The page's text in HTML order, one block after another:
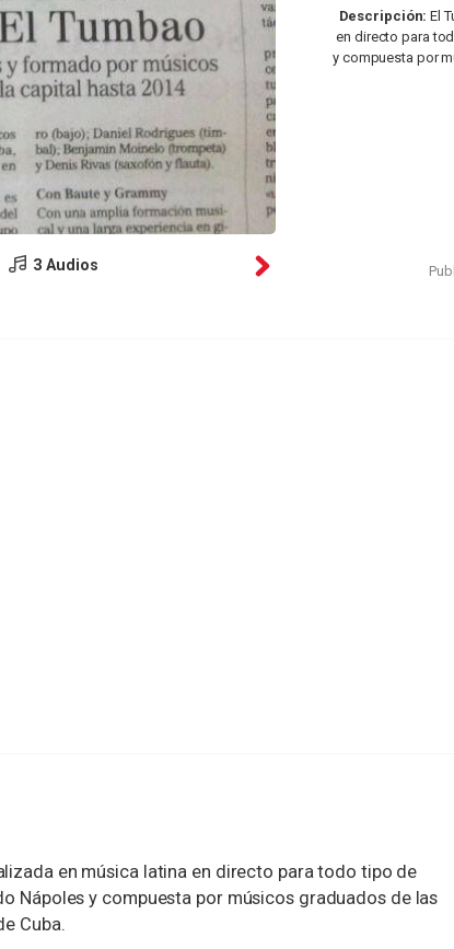
3 Audios
Descripción: El
en directo para
y compuesta por
en música latina en directo para todo tipo de
Nápoles y compuesta por músicos graduados de las
Cuba.